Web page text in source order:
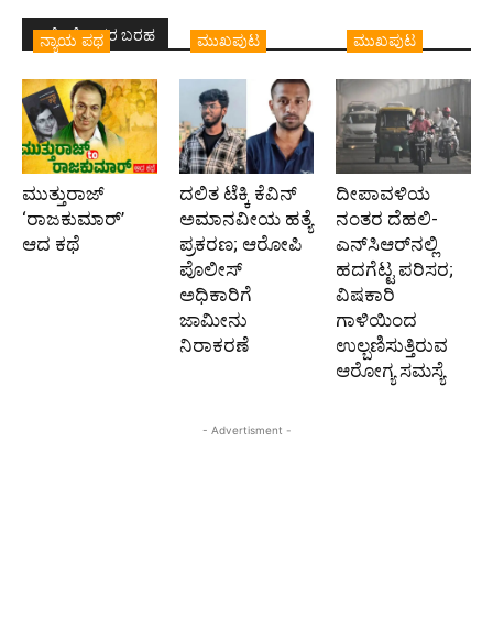
ಇದೇ ಲೇಖಕರ ಬರಹ
ನ್ಯಾಯ ಪಥ
ಮುತ್ತುರಾಜ್
‘ರಾಜಕುಮಾರ್‍’
ಆದ ಕಥೆ
ಮುಖಪುಟ
ದಲಿತ ಟೆಕ್ಕಿ ಕೆವಿನ್
ಅಮಾನವೀಯ ಹತ್ಯೆ
ಪ್ರಕರಣ; ಆರೋಪಿ
ಪೊಲೀಸ್‌
ಅಧಿಕಾರಿಗೆ
ಜಾಮೀನು
ನಿರಾಕರಣೆ
ಮುಖಪುಟ
ದೀಪಾವಳಿಯ
ನಂತರ ದೆಹಲಿ-
ಎನ್‌ಸಿಆರ್‌ನಲ್ಲಿ
ಹದಗೆಟ್ಟ ಪರಿಸರ;
ವಿಷಕಾರಿ
ಗಾಳಿಯಿಂದ
ಉಲ್ಬಣಿಸುತ್ತಿರುವ
ಆರೋಗ್ಯ ಸಮಸ್ಯೆ
- Advertisment -